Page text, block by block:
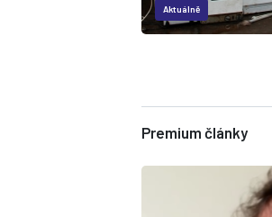
Aktuálně
Premium články